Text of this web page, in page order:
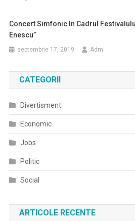
Concert Simfonic In Cadrul
Enescu”
septembrie 17, 2019 Adm
CATEGORII
Divertisment
Economic
Jobs
Politic
Social
ARTICOLE RECENTE